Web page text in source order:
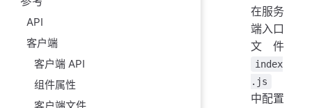
API
客户端
客户端 API
组件属性
在服务
端入口
文件
index
.js
中配置